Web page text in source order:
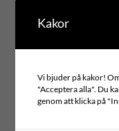
utbildningsprogram. Det
politiker. Inom våra
UNCDF
Vi samarbetar också med
Kakor
Vi bjuder på kakor!
"Acceptera alla". Du
genom att klicka på